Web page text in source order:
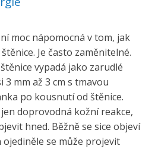
moc nápomocná v tom, jak
Je často zaměnitelné.
vypadá jako zarudlé
mm až 3 cm s tmavou
po kousnutí od štěnice.
doprovodná kožní reakce,
hned. Běžně se sice objeví
ojediněle se může projevit